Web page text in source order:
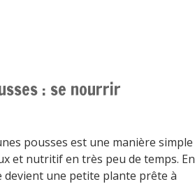
: se nourrir
pousses est une manière simple
et nutritif en très peu de temps. En
une petite plante prête à